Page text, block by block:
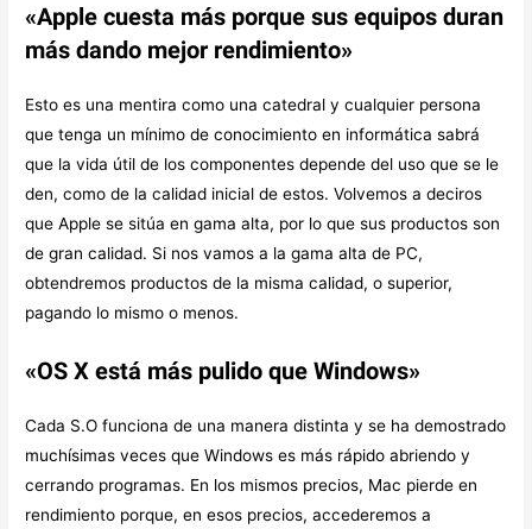
«Apple cuesta más porque sus equipos duran
más dando mejor rendimiento»
Esto es una mentira como una catedral y cualquier persona
que tenga un mínimo de conocimiento en informática sabrá
que la vida útil de los componentes depende del uso que se le
den, como de la calidad inicial de estos. Volvemos a deciros
que Apple se sitúa en gama alta, por lo que sus productos son
de gran calidad. Si nos vamos a la gama alta de PC,
obtendremos productos de la misma calidad, o superior,
pagando lo mismo o menos.
«OS X está más pulido que Windows»
Cada S.O funciona de una manera distinta y se ha demostrado
muchísimas veces que Windows es más rápido abriendo y
cerrando programas. En los mismos precios, Mac pierde en
rendimiento porque, en esos precios, accederemos a